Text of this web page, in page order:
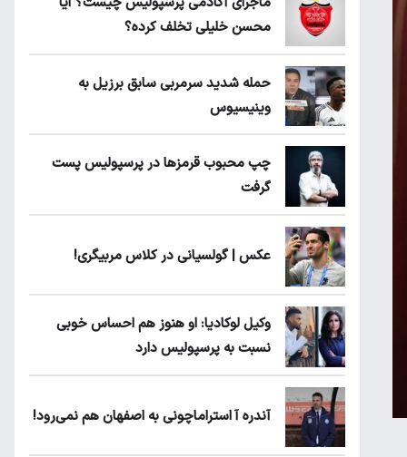
محسن خلیلی تخلف کرده؟
حمله شدید سرمربی سابق برزیل به
وینیسیوس
چپ محبوب قرمزها در پرسپولیس پست
گرفت
عکس | گولسیانی در کلاس مربیگری!
وکیل لوکادیا: او هنوز هم احساس خوبی
نسبت به پرسپولیس دارد
آندره آ استراماچونی به اصفهان هم نمی‌رود!